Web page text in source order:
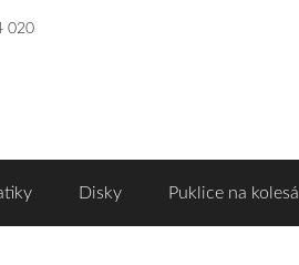
020
Disky Puklice na kolesá